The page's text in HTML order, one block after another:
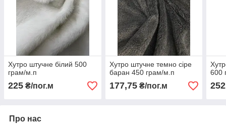
Хутро штучне білий 500
грам/м.п
225 ₴/пог.м
Хутро штучне темно сіре
баран 450 грам/м.п
177,75₴/пог.м
600
252
Про нас